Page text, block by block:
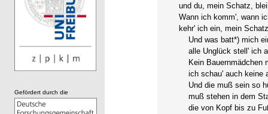
und du, mein Schatz,
Wann ich komm', wann
kehr' ich ein, mein
Und was batt*) mich
alle Unglück stell' ich
Kein Bauernmädchen
ich schau' auch keine
Und die muß sein so
muß stehen in dem
die von Kopf bis zu
Gefördert durch die